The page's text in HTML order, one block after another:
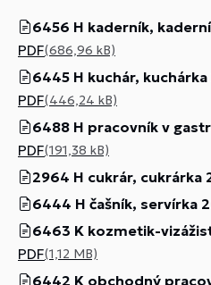
6456 H kaderník,
PDF(686,96 kB)
6445 H kuchár,
PDF(446,24 kB)
6488 H pracovník v
PDF(191,38 kB)
2964 H cukrár, cukrárka
6444 H čašník, servírka
6463 K kozmetik-
PDF(1,12 MB)
6442 K obchodný